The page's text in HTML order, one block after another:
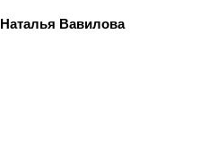
Наталья Вавилова